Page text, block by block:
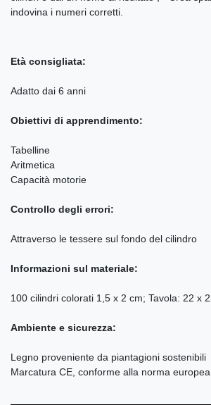
indovina i numeri corretti.
Età consigliata:
Adatto dai 6 anni
Obiettivi di apprendimento:
Tabelline
Aritmetica
Capacità motorie
Controllo degli errori:
Attraverso le tessere sul fondo del cilindro
Informazioni sul materiale:
100 cilindri colorati 1,5 x 2 cm; Tavola: 22 x
Ambiente e sicurezza:
Legno proveniente da piantagioni sostenibili
Marcatura CE, conforme alla norma europea